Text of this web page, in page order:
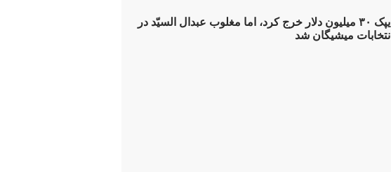
ایپک ۳۰ میلیون دلار خرج کرد، اما مغلوب عبدال ‌السیّد در
انتخابات میشیگان شد